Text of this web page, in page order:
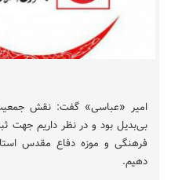
امیر «عباسی» گفت: نقش
بی‌بدیل بود و در نظر داریم جهت
فرهنگی و موزه دفاع مقدس
دهیم.